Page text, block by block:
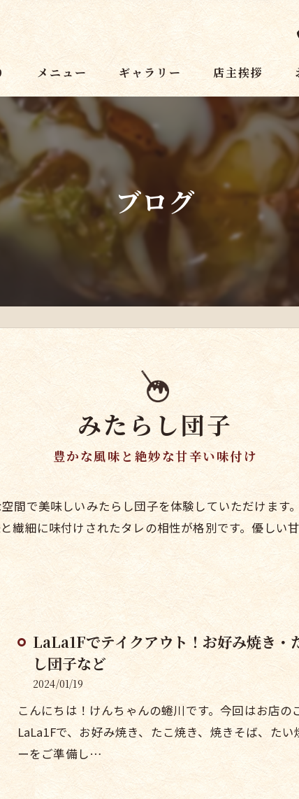
メニュー ギャラリー 店主挨拶
ブログ
みたらし団子
豊かな風味と絶妙な甘辛い味付け
間で美味しいみたらし団子を体験していただけます
繊細に味付けされたタレの相性が格別です。優しい
LaLa1Fでテイクアウト！お好み焼き・
し団子など
2024/01/19
こんにちは！けんちゃんの蜷川です。今回はお店
LaLa1Fで、お好み焼き、たこ焼き、焼きそば、た
ーをご準備し…